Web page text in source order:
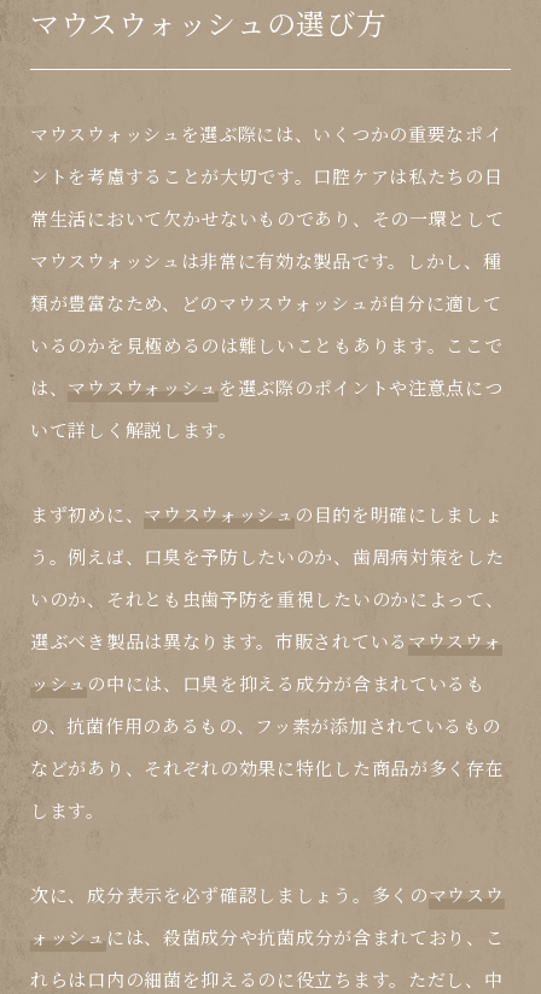
マウスウォッシュの選び方
マウスウォッシュを選ぶ際には、いくつかの重要なポイ
ントを考慮することが大切です。口腔ケアは私たちの日
常生活において欠かせないものであり、その一環として
マウスウォッシュは非常に有効な製品です。しかし、種
類が豊富なため、どのマウスウォッシュが自分に適して
いるのかを見極めるのは難しいこともあります。ここで
は、 マウスウォッシュ を選ぶ際のポイントや注意点につ
いて詳しく解説します。
まず初めに、 マウスウォッシュ の目的を明確にしましょ
う。例えば、口臭を予防したいのか、歯周病対策をした
いのか、それとも虫歯予防を重視したいのかによって、
選ぶべき製品は異なります。市販されている マウスウォ
ッシュ の中には、口臭を抑える成分が含まれているも
の、抗菌作用のあるもの、フッ素が添加されているもの
などがあり、それぞれの効果に特化した商品が多く存在
します。
次に、成分表示を必ず確認しましょう。多くのマウスウ
ォッシュ には、殺菌成分や抗菌成分が含まれており、こ
れらは口内の細菌を抑えるのに役立ちます。ただし、中